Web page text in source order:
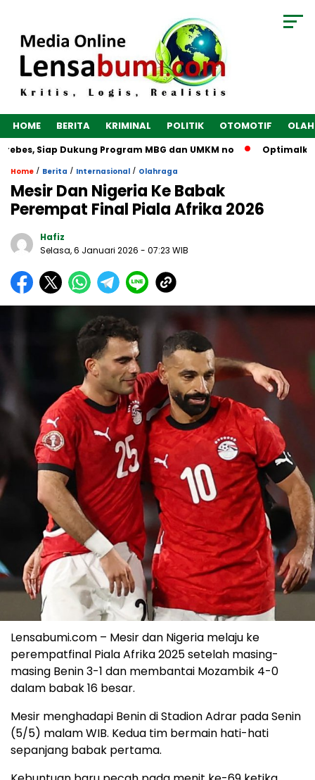
HOME BERITA KRIMINAL POLITIK OTOMOTIF
Siap Dukung Program MBG dan UMKM no Optimalkan
Home / Berita / Internasional / Olahraga
Mesir Dan Nigeria Ke Babak
Perempat Final Piala Afrika 2026
Hafiz
Selasa, 6 Januari 2026 - 07:23 WIB
Lensabumi.com – Mesir dan Nigeria melaju ke
perempatfinal Piala Afrika 2025 setelah masing-
masing Benin 3-1 dan membantai Mozambik 4-0
dalam babak 16 besar.
Mesir menghadapi Benin di Stadion Adrar pada Senin
(5/5) malam WIB. Kedua tim bermain hati-hati
sepanjang babak pertama.